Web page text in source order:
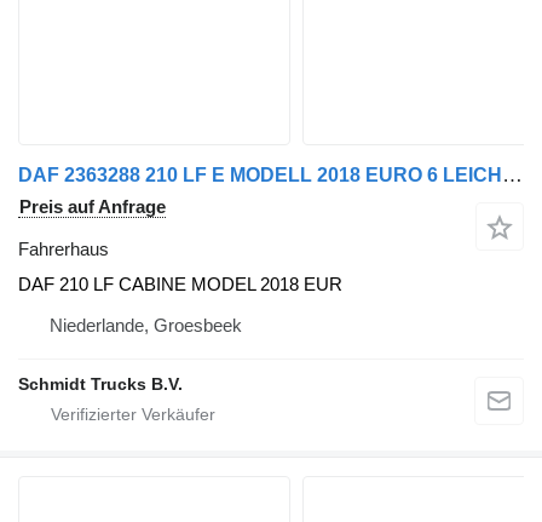
DAF 2363288 210 LF E MODELL 2018 EURO 6 LEICHT BESCHÄDIGTE VORDERSEITEN DAF Fahrerhaus für LKW
Preis auf Anfrage
Fahrerhaus
DAF 210 LF CABINE MODEL 2018 EUR
Niederlande, Groesbeek
Schmidt Trucks B.V.